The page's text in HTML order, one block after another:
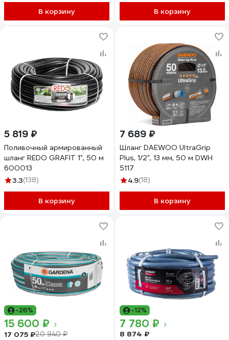
В корзину В корзину
5 819 ₽
Поливочный армированный
шланг REDO GRAFIT 1", 50 м
600013
3.3(138)
В корзину
7 689 ₽
Шланг DAEWOO UltraGrip
Plus, 1/2", 13 мм, 50 м DWH
5117
4.9(18)
В корзину
-26%
15 600 ₽
17 075 ₽20 940 ₽
-12%
7 780 ₽
8 874 ₽